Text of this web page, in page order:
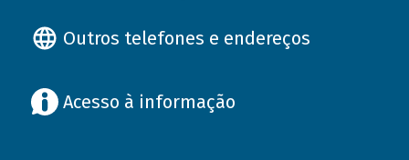
Outros telefones e endereços
Acesso à informação